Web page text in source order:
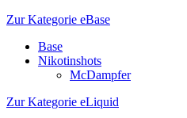
Zur Kategorie eBase
Base
Nikotinshots
McDampfer
Zur Kategorie eLiquid